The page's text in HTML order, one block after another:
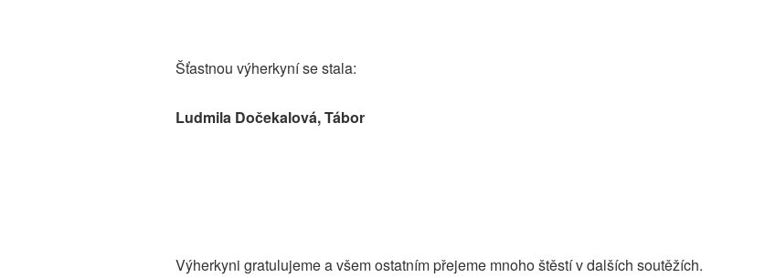
Šťastnou výherkyní se stala:
Ludmila Dočekalová, Tábor
Výherkyni gratulujeme a všem ostatním přejeme mnoho štěstí v dalších soutěžích.